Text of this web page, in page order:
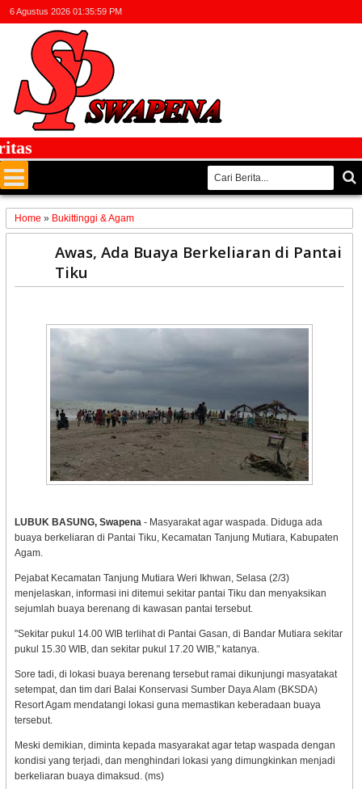
6 Agustus 2026 01:35:59 PM
Home » Bukittinggi & Agam
Awas, Ada Buaya Berkeliaran di Pantai
Tiku
LUBUK BASUNG, Swapena- Masyarakat agar waspada. Diduga ada
buaya berkeliaran di Pantai Tiku, Kecamatan Tanjung Mutiara, Kabupaten
Agam.
Pejabat Kecamatan Tanjung Mutiara Weri Ikhwan, Selasa (2/3)
menjelaskan, informasi ini ditemui sekitar pantai Tiku dan menyaksikan
sejumlah buaya berenang di kawasan pantai tersebut.
"Sekitar pukul 14.00 WIB terlihat di Pantai Gasan, di Bandar Mutiara sekitar
pukul 15.30 WIB, dan sekitar pukul 17.20 WIB," katanya.
Sore tadi, di lokasi buaya berenang tersebut ramai dikunjungi masyatakat
setempat, dan tim dari Balai Konservasi Sumber Daya Alam (BKSDA)
Resort Agam mendatangi lokasi guna memastikan keberadaan buaya
tersebut.
Meski demikian, diminta kepada masyarakat agar tetap waspada dengan
kondisi yang terjadi, dan menghindari lokasi yang dimungkinkan menjadi
berkeliaran buaya dimaksud. (ms)